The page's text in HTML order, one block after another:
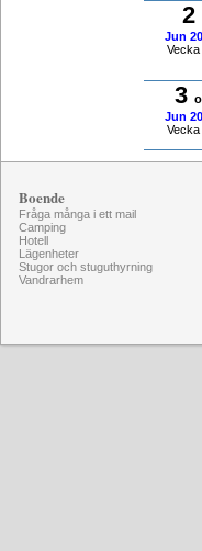
2
Jun
Vecka
3
Jun
Vecka
Boende
Fråga många i ett mail
Camping
Hotell
Lägenheter
Stugor och stuguthyrning
Vandrarhem